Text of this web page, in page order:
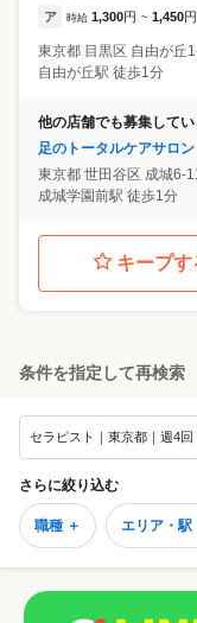
ア 時給 1,300円 ~ 1,450円
東京都 目黒区 自由が丘
自由が丘駅 徒歩1分
他の店舗でも募集して
足のトータルケアサロ
東京都 世田谷区 成城6-
成城学園前駅 徒歩1分
キープす
条件を指定して再検索
セラピスト｜東京都｜週4回
さらに絞り込む
職種 ＋ エリア・駅